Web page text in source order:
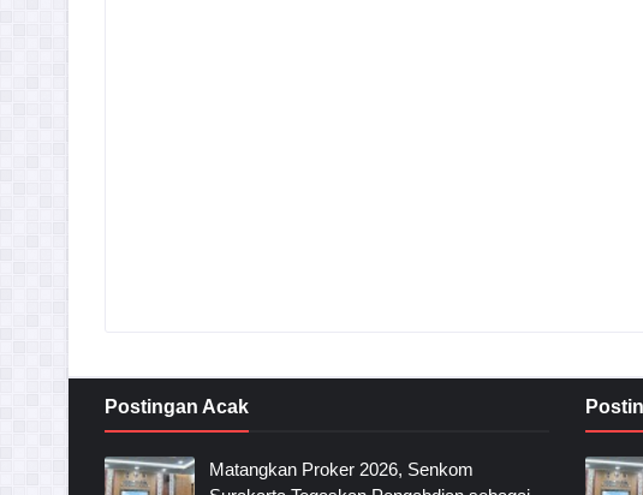
Postingan Acak
Matangkan Proker 2026, Senkom